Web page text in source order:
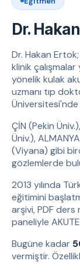
Dr.
Dr. Hakan
klinik
yönelik kulak
uzmanı tıp
ÇİN (Pekin
Üniv.),
(Viyana) gibi
gözlemlerde
2013 yılında
eğitimini
arşivi, PDF ders
paneliyle
Bugüne kadar
vermiştir.